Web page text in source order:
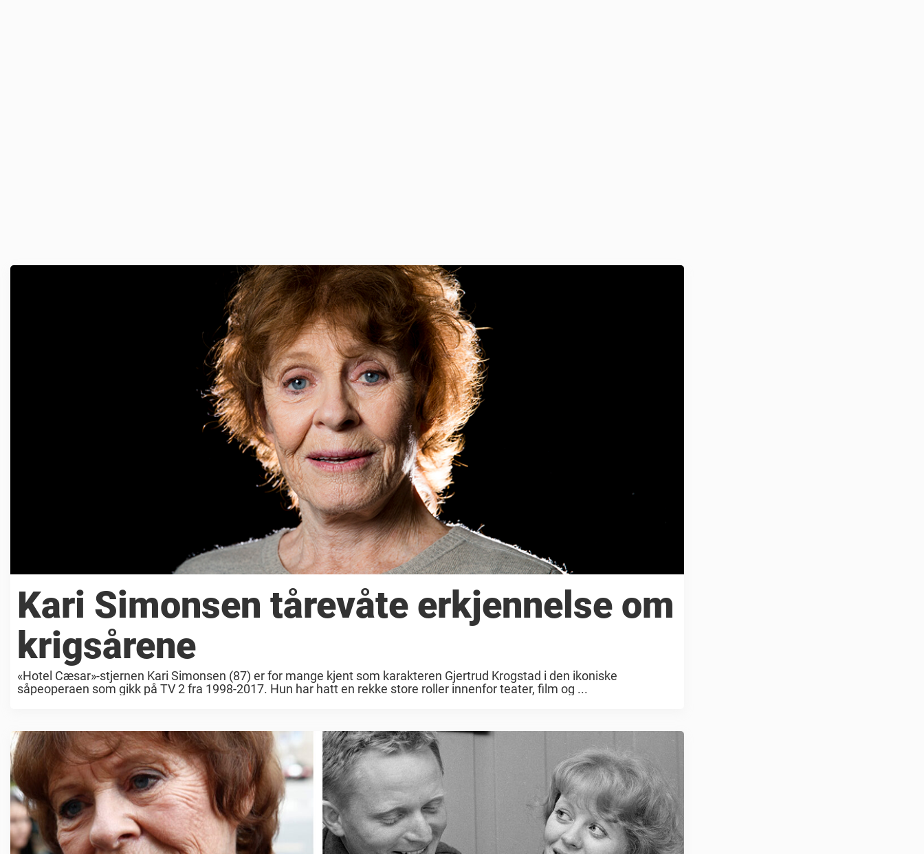
Kari Simonsen tårevåte erkjennelse om
krigsårene
«Hotel Cæsar»-stjernen Kari Simonsen (87) er for mange kjent som karakteren Gjertrud Krogstad i den ikoniske
såpeoperaen som gikk på TV 2 fra 1998-2017. Hun har hatt en rekke store roller innenfor teater, film og ...